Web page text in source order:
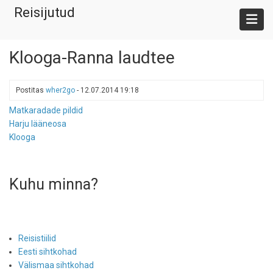
Liigu
edasiReisijutud
Klooga-Ranna laudtee
Postitas wher2go - 12.07.2014 19:18
Matkaradade pildid
Harju lääneosa
Klooga
Kuhu minna?
Reisistiilid
Eesti sihtkohad
Välismaa sihtkohad